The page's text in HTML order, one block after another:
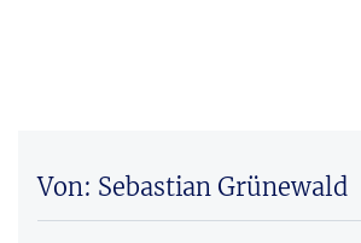
Von: Sebastian Grünewald